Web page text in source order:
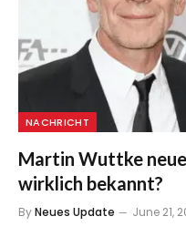
NACHRICHT
Martin Wuttke
wirklich bekannt?
ByNeues Update June 21,